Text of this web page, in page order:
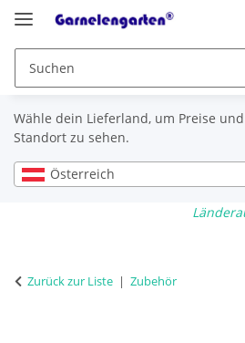
Wähle dein Lieferland, um Preise
Standort zu sehen.
Österreich
Zurück zur Liste Zubehör